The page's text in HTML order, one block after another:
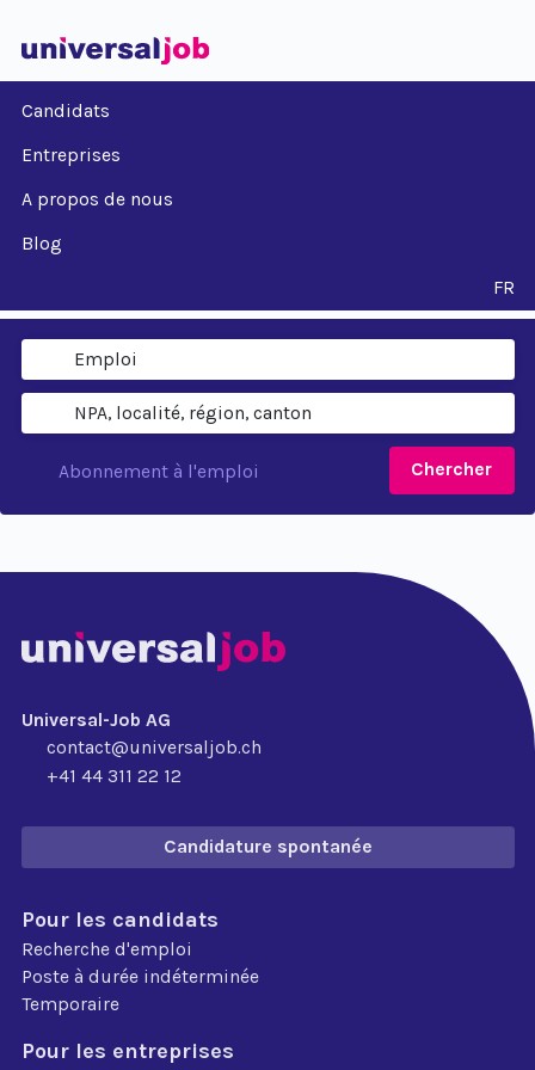
Candidats
Entreprises
A propos de nous
Blog
FR
Chercher
Abonnement à l'emploi
Universal-Job AG
contact@universaljob.ch
+41 44 311 22 12
Candidature spontanée
Pour les candidats
Recherche d'emploi
Poste à durée indéterminée
Temporaire
Pour les entreprises